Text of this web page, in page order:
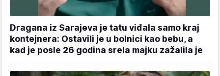
Dragana iz Sarajeva je tatu viđala samo kraj
kontejnera: Ostavili je u bolnici kao bebu, a
kad je posle 26 godina srela majku zažalila je